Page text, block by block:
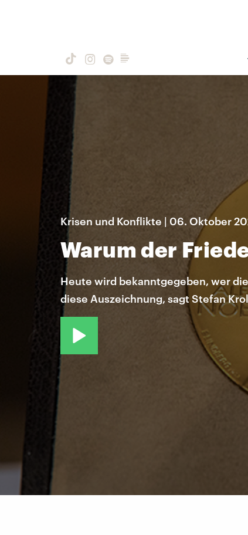
Krisen und Konflikte | 06. Oktober
Warum der
Heute wird bekanntgegeben, wer
diese Auszeichnung, sagt Stefan